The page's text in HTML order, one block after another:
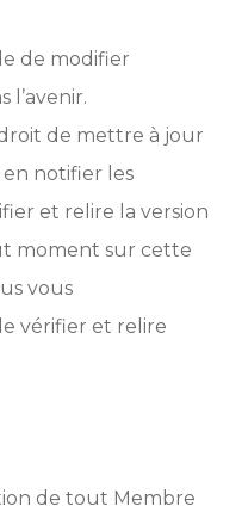
de modifier
l’avenir.
de mettre à jour
en notifier les
et relire la version
moment sur cette
vous
vérifier et relire
de tout Membre